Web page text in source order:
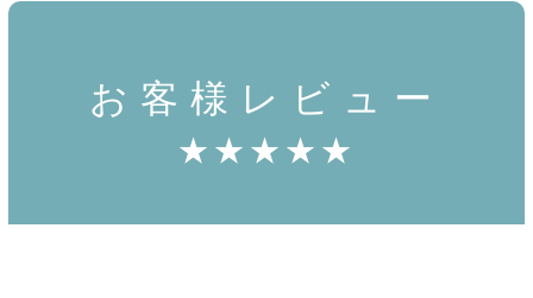
お客様レビュー
★★★★★